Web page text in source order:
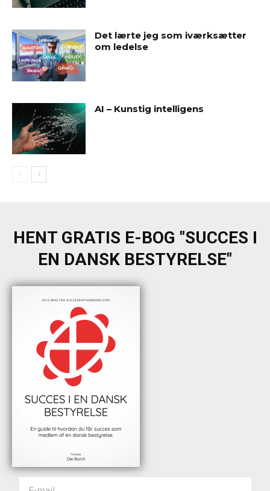
Det lærte jeg som iværksætter
om ledelse
AI – Kunstig intelligens
HENT GRATIS E-BOG "SUCCES I
EN DANSK BESTYRELSE"